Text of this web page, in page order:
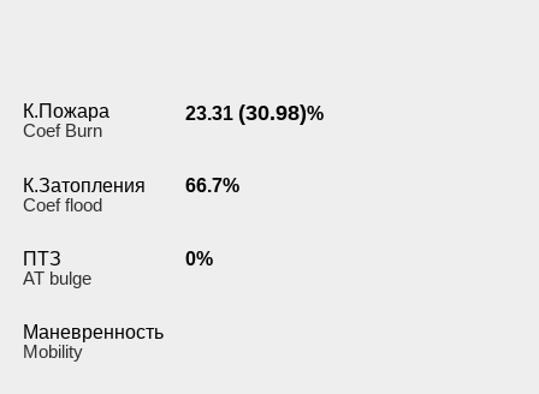
К.Пожара
Coef Burn
23.31 (30.98)%
К.Затопления
Coef flood
66.7%
ПТЗ
AT bulge
0%
Маневренность
Мobility